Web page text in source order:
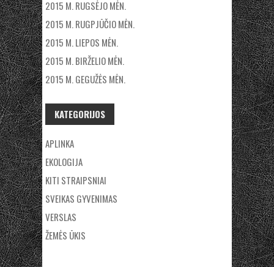
2015 M. RUGSĖJO MĖN.
2015 M. RUGPJŪČIO MĖN.
2015 M. LIEPOS MĖN.
2015 M. BIRŽELIO MĖN.
2015 M. GEGUŽĖS MĖN.
KATEGORIJOS
APLINKA
EKOLOGIJA
KITI STRAIPSNIAI
SVEIKAS GYVENIMAS
VERSLAS
ŽEMĖS ŪKIS